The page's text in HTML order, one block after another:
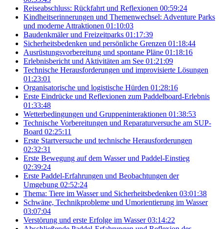
Reiseabschluss: Rückfahrt und Reflexionen 00:59:24
Kindheitserinnerungen und Themenwechsel: Adventure Parks
und moderne Attraktionen 01:10:03
Baudenkmäler und Freizeitparks 01:17:39
Sicherheitsbedenken und persönliche Grenzen 01:18:44
Ausrüstungsvorbereitung und spontane Pläne 01:18:16
Erlebnisbericht und Aktivitäten am See 01:21:09
Technische Herausforderungen und improvisierte Lösungen
01:23:01
Organisatorische und logistische Hürden 01:28:16
Erste Eindrücke und Reflexionen zum Paddelboard-Erlebnis
01:33:48
Wetterbedingungen und Gruppeninteraktionen 01:38:53
Technische Vorbereitungen und Reparaturversuche am SUP-
Board 02:25:11
Erste Startversuche und technische Herausforderungen
02:32:31
Erste Bewegung auf dem Wasser und Paddel-Einstieg
02:39:24
Erste Paddel-Erfahrungen und Beobachtungen der
Umgebung 02:52:24
Thema: Tiere im Wasser und Sicherheitsbedenken 03:01:38
Schwäne, Technikprobleme und Umorientierung im Wasser
03:07:04
Verstörung und erste Erfolge im Wasser 03:14:22